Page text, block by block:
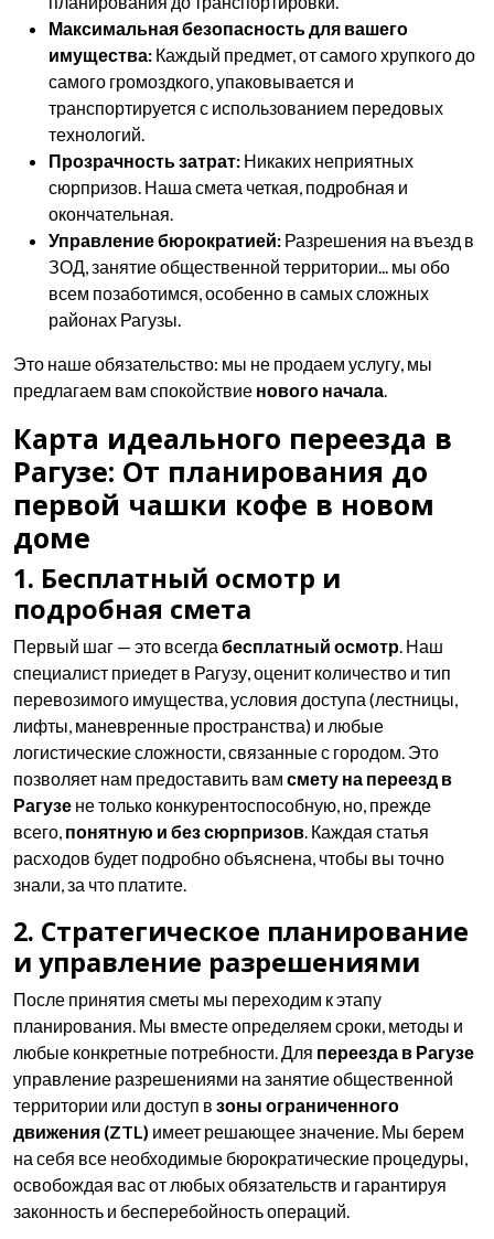
Максимальная безопасность для вашего
имущества: Каждый предмет, от самого хрупкого до
самого громоздкого, упаковывается и
транспортируется с использованием передовых
технологий.
Прозрачность затрат: Никаких неприятных
сюрпризов. Наша смета четкая, подробная и
окончательная.
Управление бюрократией: Разрешения на въезд в
ЗОД, занятие общественной территории... мы обо
всем позаботимся, особенно в самых сложных
районах Рагузы.
Это наше обязательство: мы не продаем услугу, мы
предлагаем вам спокойствие нового начала.
Карта идеального переезда в
Рагузе: От планирования до
первой чашки кофе в новом
доме
1. Бесплатный осмотр и
подробная смета
Первый шаг — это всегда бесплатный осмотр. Наш
специалист приедет в Рагузу, оценит количество и тип
перевозимого имущества, условия доступа (лестницы,
лифты, маневренные пространства) и любые
логистические сложности, связанные с городом. Это
позволяет нам предоставить вам смету на переезд в
Рагузе не только конкурентоспособную, но, прежде
всего, понятную и без сюрпризов. Каждая статья
расходов будет подробно объяснена, чтобы вы точно
знали, за что платите.
2. Стратегическое планирование
и управление разрешениями
После принятия сметы мы переходим к этапу
планирования. Мы вместе определяем сроки, методы и
любые конкретные потребности. Для переезда в Рагузе
управление разрешениями на занятие общественной
территории или доступ в зоны ограниченного
движения (ZTL) имеет решающее значение. Мы берем
на себя все необходимые бюрократические процедуры,
освобождая вас от любых обязательств и гарантируя
законность и бесперебойность операций.